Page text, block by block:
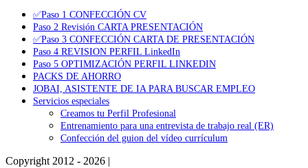
✅Paso 1 CONFECCIÓN CV
Paso 2 Revisión CARTA PRESENTACIÓN
✅Paso 3 CONFECCIÓN CARTA DE PRESENTACIÓN
Paso 4 REVISION PERFIL LinkedIn
Paso 5 OPTIMIZACIÓN PERFIL LINKEDIN
PACKS DE AHORRO
JOBAI, ASISTENTE DE IA PARA BUSCAR EMPLEO
Servicios especiales
Creamos tu Perfil Profesional
Entrenamiento para una entrevista de trabajo real (ER)
Confección del guion del vídeo currículum
Copyright 2012 - 2026 |